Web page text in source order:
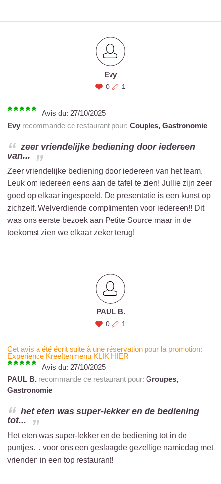
Evy
0 1
Avis du: 27/10/2025
Evy recommande ce restaurant pour: Couples, Gastronomie
zeer vriendelijke bediening door iedereen
van...
Zeer vriendelijke bediening door iedereen van het team.
Leuk om iedereen eens aan de tafel te zien! Jullie zijn zeer
goed op elkaar ingespeeld. De presentatie is een kunst op
zichzelf. Welverdiende complimenten voor iedereen!! Dit
was ons eerste bezoek aan Petite Source maar in de
toekomst zien we elkaar zeker terug!
PAUL B.
0 1
Cet avis a été écrit suite à une réservation pour la promotion:
Experience Kreeftenmenu KLIK HIER
Avis du: 27/10/2025
PAUL B. recommande ce restaurant pour: Groupes,
Gastronomie
het eten was super-lekker en de bediening
tot...
Het eten was super-lekker en de bediening tot in de
puntjes… voor ons een geslaagde gezellige namiddag met
vrienden in een top restaurant!